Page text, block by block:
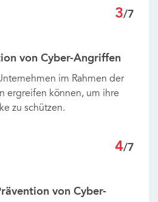
3/7
von Cyber-Angriffen
4/7
im Rahmen der
ergreifen können, um ihre
zu schützen.
von Cyber-